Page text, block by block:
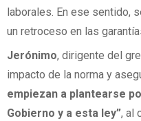
laborales. En ese sentido,
un retroceso en las
Jerónimo, dirigente del
impacto de la norma y
empiezan a plantearse
Gobierno y a esta ley”, al